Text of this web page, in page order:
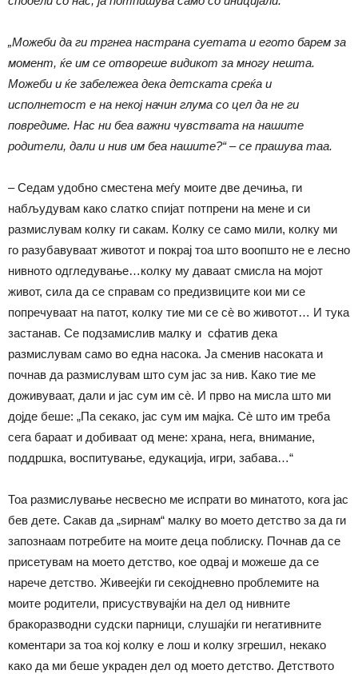
„Можеби да ги тргнеа настрана суетата и егото барем за
момент, ќе им се отвореше видикот за многу нешта.
Можеби и ќе забележеа дека детската среќа и
исполнетост е на некој начин глума со цел да не ги
повредиме. Нас ни беа важни чувствата на нашите
родители, дали и нив им беа нашите?“ – се прашува таа.
– Седам удобно сместена меѓу моите две дечиња, ги
набљудувам како слатко спијат потпрени на мене и си
размислувам колку ги сакам. Колку се само мили, колку ми
го разубавуваат животот и покрај тоа што воопшто не е лесно
нивното одгледување…колку му даваат смисла на мојот
живот, сила да се справам со предизвиците кои ми се
попречуваат на патот, колку тие ми се сè во животот… И тука
застанав. Се подзамислив малку и сфатив дека
размислувам само во една насока. Ја сменив насоката и
почнав да размислувам што сум јас за нив. Како тие ме
доживуваат, дали и јас сум им сè. И прво на мисла што ми
дојде беше: „Па секако, јас сум им мајка. Сè што им треба
сега бараат и добиваат од мене: храна, нега, внимание,
поддршка, воспитување, едукација, игри, забава…“
Тоа размислување несвесно ме испрати во минатото, кога јас
бев дете. Сакав да „ѕирнам“ малку во моето детство за да ги
запознаам потребите на моите деца поблиску. Почнав да се
присетувам на моето детство, кое одвај и можеше да се
нарече детство. Живеејќи ги секојдневно проблемите на
моите родители, присуствувајќи на дел од нивните
бракоразводни судски парници, слушајќи ги негативните
коментари за тоа кој колку е лош и колку згрешил, некако
како да ми беше украден дел од моето детство. Детството